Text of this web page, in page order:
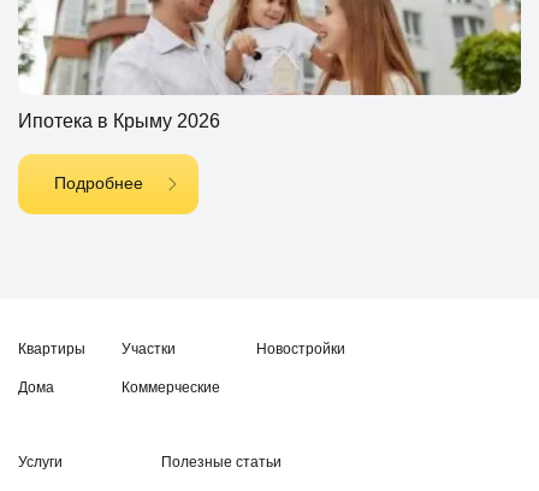
Ипотека в Крыму 2026
Подробнее
Квартиры
Дома
Участки
Коммерческие
Новостройки
Услуги Полезные статьи